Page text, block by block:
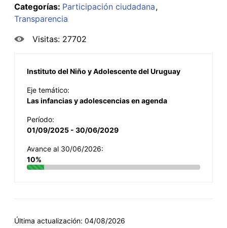
Categorías: Participación ciudadana
Transparencia
Visitas: 27702
Instituto del Niño y Adolescente del Uruguay
Eje temático:
Las infancias y adolescencias en agenda
Período:
01/09/2025 - 30/06/2029
Avance al 30/06/2026:
10%
Última actualización: 04/08/2026